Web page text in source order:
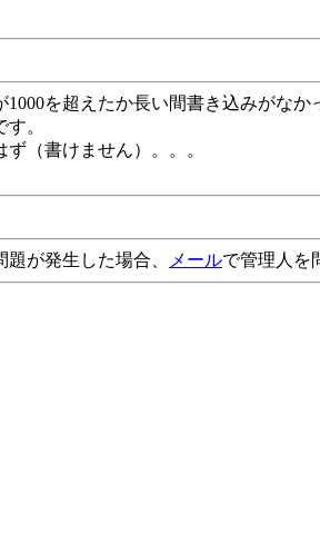
1000を超えたか長い間書き込みがな
。
（書けません）。。。
が発生した場合、 メールで管理人を